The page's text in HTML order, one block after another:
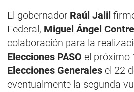
El gobernador Raúl Jalil
Federal, Miguel Ángel
colaboración para la
Elecciones PASO el próximo
Elecciones Generales el 22
eventualmente la segunda